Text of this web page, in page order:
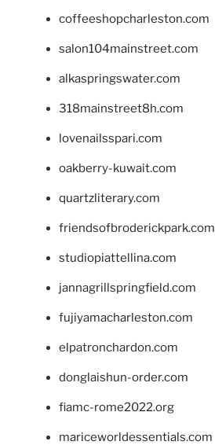
coffeeshopcharleston.com
salon104mainstreet.com
alkaspringswater.com
318mainstreet8h.com
lovenailsspari.com
oakberry-kuwait.com
quartzliterary.com
friendsofbroderickpark.com
studiopiattellina.com
jannagrillspringfield.com
fujiyamacharleston.com
elpatronchardon.com
donglaishun-order.com
fiamc-rome2022.org
mariceworldessentials.com